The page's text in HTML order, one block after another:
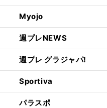
Myojo
週プレNEWS
週プレ グラジャパ!
Sportiva
パラスポ